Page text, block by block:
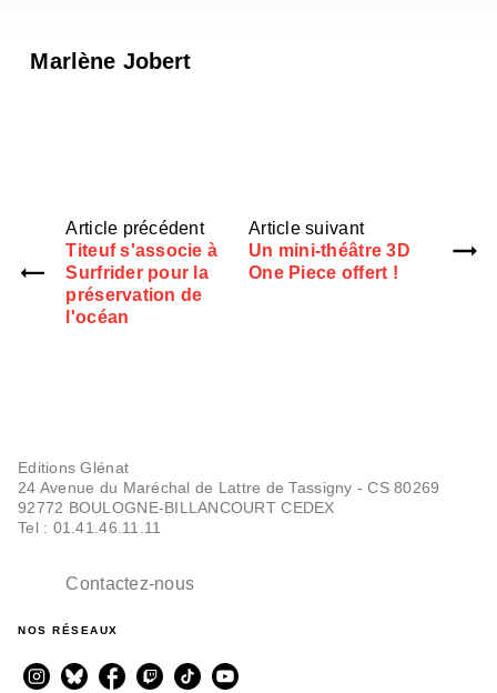
Marlène Jobert
Article précédent
Titeuf s'associe à
Surfrider pour la
préservation de
l'océan
Article suivant
Un mini-théâtre 3D
One Piece offert !
Editions Glénat
24 Avenue du Maréchal de Lattre de Tassigny - CS 80269
92772 BOULOGNE-BILLANCOURT CEDEX
Tel : 01.41.46.11.11
Contactez-nous
NOS RÉSEAUX